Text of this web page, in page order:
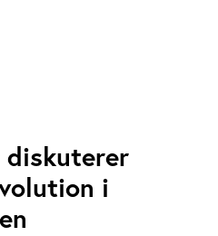
diskuterer
i